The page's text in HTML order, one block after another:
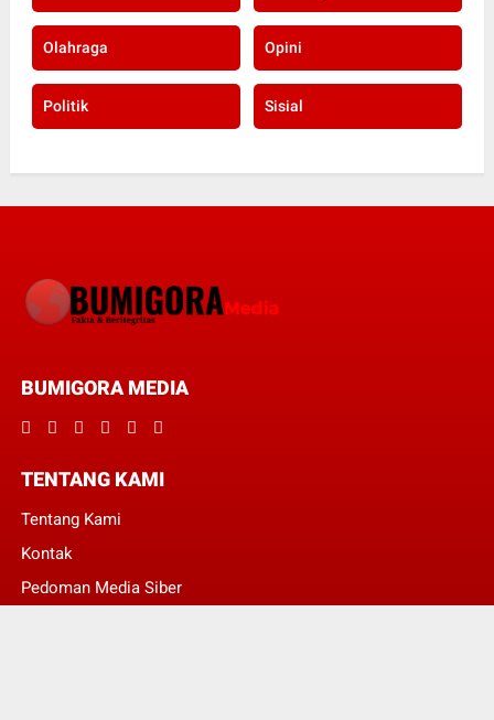
Olahraga Opini
Politik Sisial
BUMIGORA MEDIA
TENTANG KAMI
Tentang Kami
Kontak
Pedoman Media Siber